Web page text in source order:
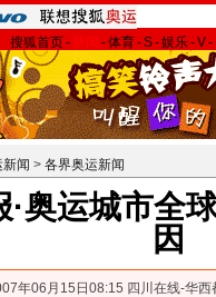
搜狐首页- -体育-S-娱乐-V-
闻 > 各界奥运新闻
·奥运城市全
因
年06月15日08:15 四川在线-华西